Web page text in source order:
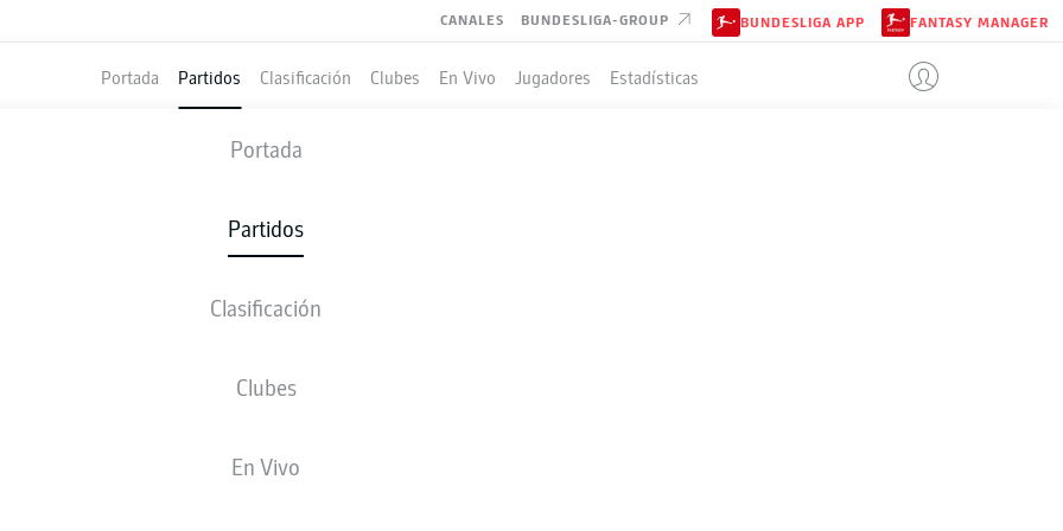
CANALES BUNDESLIGA-GROUP BUNDESLIGA APP FANTASY MANAGER
Portada Partidos Clasificación Clubes En Vivo Jugadores Estadísticas
Portada
Partidos
Clasificación
Clubes
En Vivo
AUGSBURG - EINTRACHT FRANKFURT
1 1
ALINEACIONES ESTADÍSTICAS